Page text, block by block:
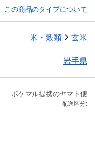
この商品のタイプについて
米・穀類 玄米
岩手県
ポケマル提携のヤマト便
配送区分: